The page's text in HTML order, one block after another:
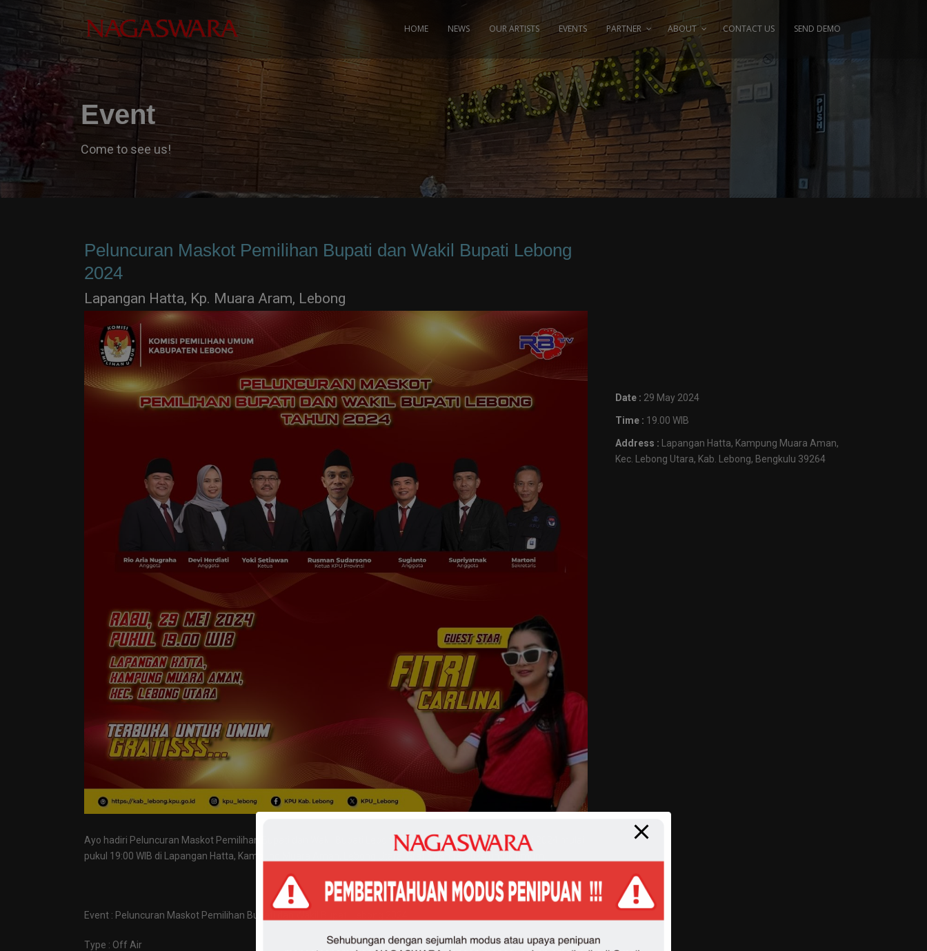
HOME NEWS OUR ARTISTS EVENTS PARTNER ABOUT CONTACT US SEND DEMO
Event
Come to see us!
Date : 29 May 2024
Time : 19.00 WIB
Address : Lapangan Hatta, Kampung Muara Aman,
Kec. Lebong Utara, Kab. Lebong, Bengkulu 39264
Peluncuran Maskot Pemilihan Bupati dan Wakil Bupati Lebong
2024
Lapangan Hatta, Kp. Muara Aram, Lebong
Ayo hadiri Peluncuran Maskot Pemilihan Bupati dan Wakil Bupati Lebong Tahun 2024 pada Rabu, 29 Mei 2024 mulai
pukul 19:00 WIB di Lapangan Hatta, Kampung Muara Aman, Lebong Utara. Gratis dan terbuka untuk umum.
Event : Peluncuran Maskot Pemilihan Bupati dan Wakil Bupati Lebong 2024
Type : Off Air
modal-check